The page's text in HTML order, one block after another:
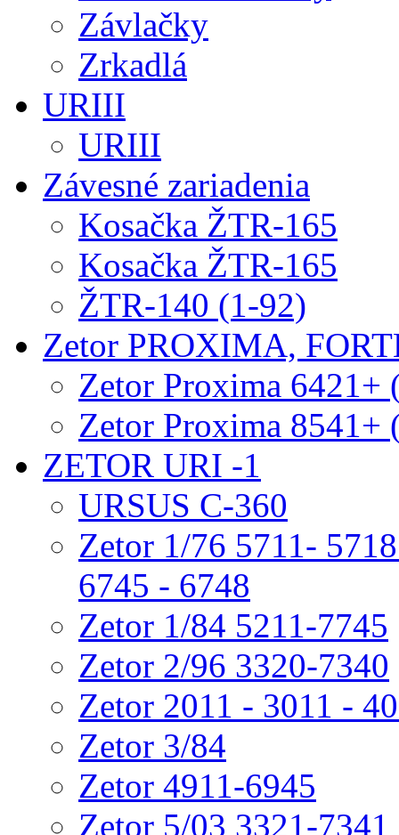
Závlačky
Zrkadlá
URIII
URIII
Závesné zariadenia
Kosačka ŽTR-165
Kosačka ŽTR-165
ŽTR-140 (1-92)
Zetor PROXIMA,
Zetor Proxima 6421+
Zetor Proxima 8541+
ZETOR URI -1
URSUS C-360
Zetor 1/76 5711-
6745 - 6748
Zetor 1/84 5211-7745
Zetor 2/96 3320-7340
Zetor 2011 - 3011 -
Zetor 3/84
Zetor 4911-6945
Zetor 5/03 3321-7341